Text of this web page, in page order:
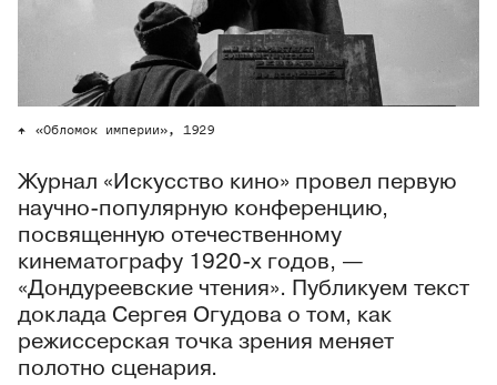
«Обломок империи», 1929
Журнал «Искусство кино» провел первую
научно-популярную конференцию,
посвященную отечественному
кинематографу 1920-х годов, —
«Дондуреевские чтения». Публикуем текст
доклада Сергея Огудова о том, как
режиссерская точка зрения меняет
полотно сценария.